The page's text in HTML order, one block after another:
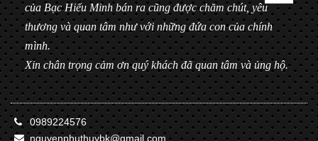
của Bạc Hiểu Minh bán ra cũng được chăm chút, yêu
thương và quan tâm như với những đứa con của chính
mình.
Xin chân trọng cảm ơn quý khách đã quan tâm và ủng hộ.
0989224576
nguyenphuthuybk@gmail.com